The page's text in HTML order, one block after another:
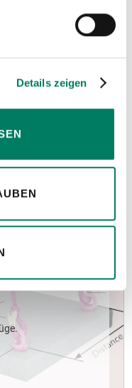
Details zeigen